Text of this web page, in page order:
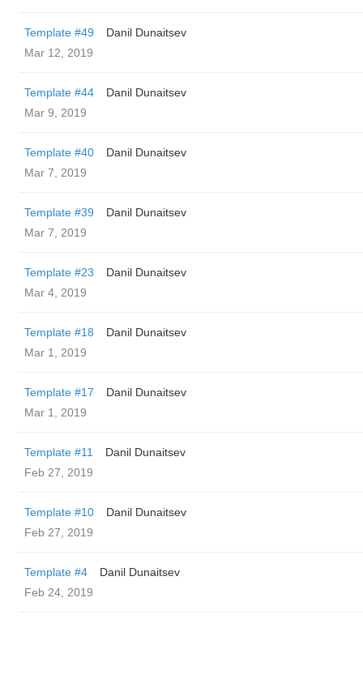
Template #49
Danil Dunaitsev
Mar 12, 2019
Template #44
Danil Dunaitsev
Mar 9, 2019
Template #40
Danil Dunaitsev
Mar 7, 2019
Template #39
Danil Dunaitsev
Mar 7, 2019
Template #23
Danil Dunaitsev
Mar 4, 2019
Template #18
Danil Dunaitsev
Mar 1, 2019
Template #17
Danil Dunaitsev
Mar 1, 2019
Template #11
Danil Dunaitsev
Feb 27, 2019
Template #10
Danil Dunaitsev
Feb 27, 2019
Template #4
Danil Dunaitsev
Feb 24, 2019